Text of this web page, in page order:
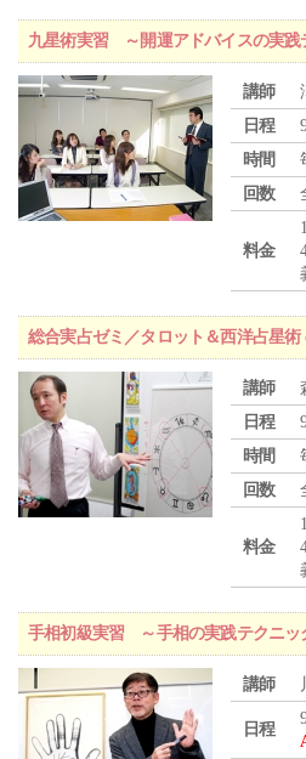
九星術実習 ～開運アドバイスの実践
講師
日程
時間
回数
料金
総合実占ゼミ／タロット＆西洋占星
講師
日程
時間
回数
料金
手相初級実習 ～手相の実践テクニッ
講師
日程